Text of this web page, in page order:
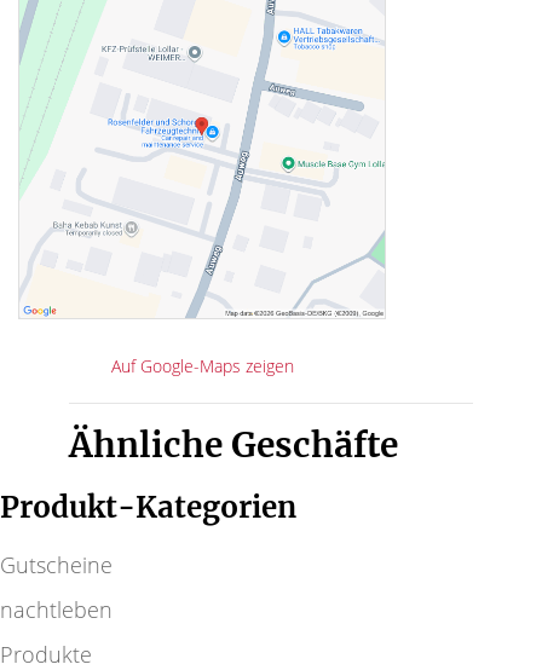
Auf Google-Maps zeigen
Ähnliche Geschäfte
Produkt-Kategorien
Gutscheine
nachtleben
Produkte